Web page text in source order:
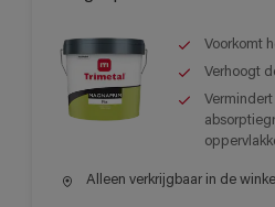
Voorkomt
Verhoogt
Alleen verkrijgbaar in de winkel